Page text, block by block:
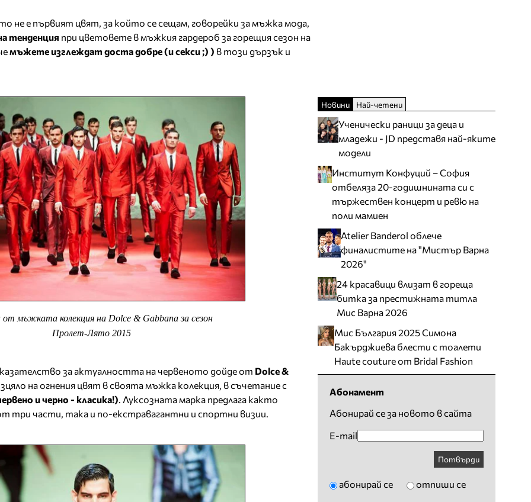
не е първият цвят, за който се сещам, говорейки за мъжка мода,
тенденция при цветовете в мъжкия гардероб за горещия сезон на
мъжете изглеждат доста добре (и секси ;) ) в този дързък и
от мъжката колекция на Dolce & Gabbana за сезон
Пролет-Лято 2015
за актуалността на червеното дойде от Dolce &
на огнения цвят в своята мъжка колекция, в съчетание с
и черно - класика!). Луксозната марка предлага както
три части, така и по-екстравагантни и спортни визии.
Новини Най-четени
Ученически раници за деца и
младежи - JD представя най-яките
модели
Институт Конфуций – София
отбеляза 20-годишнината си с
тържествен концерт и ревю на
поли мамиен
Atelier Banderol облече
финалистите на "Мистър Варна
2026"
24 красавици влизат в гореща
битка за престижната титла
Мис Варна 2026
Мис България 2025 Симона
Бакърджиева блести с тоалети
Haute couture от Bridal Fashion
Абонамент
Абонирай се за новото в сайта
E-mail
Потвърди
абонирай се отпиши се